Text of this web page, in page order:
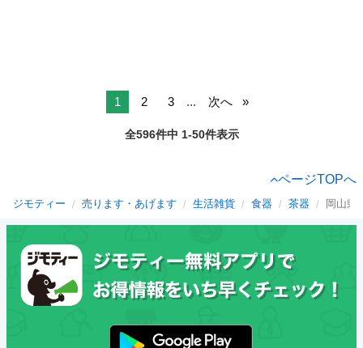
1 2 3 ... 次へ
全596件中 1-50件表示
ページTOPへ
ジモティー 売ります・あげます 生活雑貨 食器 茶器 岡山県